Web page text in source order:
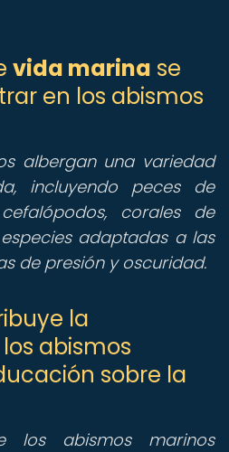
vida marina se
en los abismos
albergan una variedad
incluyendo peces de
corales de
adaptadas a las
de presión y oscuridad.
la
abismos
sobre la
los abismos marinos